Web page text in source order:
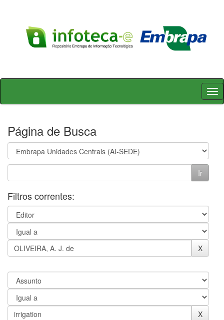
Skip
Página de Busca
Filtros correntes: